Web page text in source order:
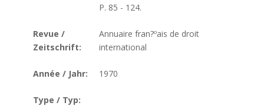
P. 85 - 124.
Revue /
Zeitschrift:
Annuaire fran?ºais de droit
international
Année / Jahr: 1970
Type / Typ: